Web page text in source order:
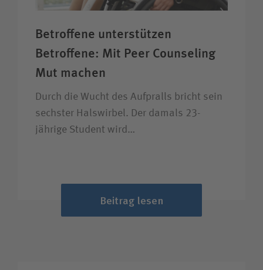
Betroffene unter­stützen
Betroffene: Mit Peer Counseling
Mut machen
Durch die Wucht des Aufpralls bricht sein
sechster Halswirbel. Der damals 23-
jährige Student wird…
Beitrag lesen